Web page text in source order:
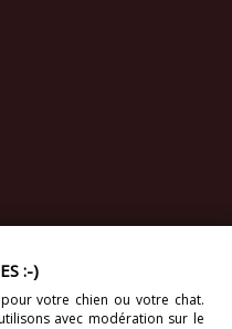
:-)
votre chien ou votre chat.
avec modération sur le